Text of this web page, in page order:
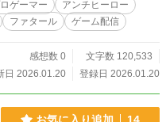
ゲーマー
アンチヒーロー
ファタール ゲーム配信
感想数 0
文字数 120,533
日 2026.01.20
登録日 2026.01.20
お気に入り追加 14